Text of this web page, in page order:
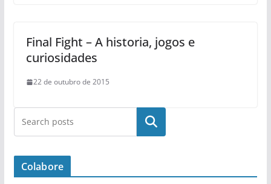
Final Fight – A historia, jogos e
curiosidades
22 de outubro de 2015
Pesquisar
Colabore